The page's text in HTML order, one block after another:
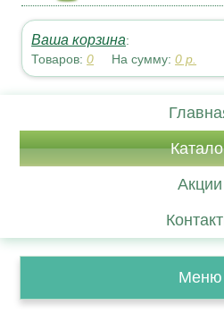
Ваша корзина:
Товаров:0 На сумму:0 р.
Акции
Меню